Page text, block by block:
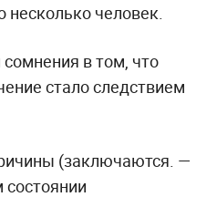
несколько человек.
в том, что
стало следствием
(заключаются. —
состоянии